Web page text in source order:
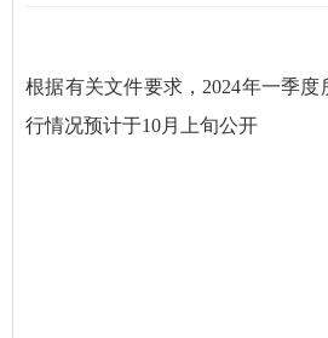
根据有关文件要求，2024年一季
行情况预计于10月上旬公开